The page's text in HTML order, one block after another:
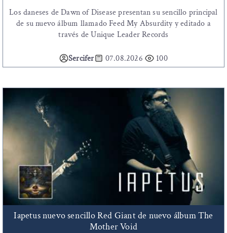
Los daneses de Dawn of Disease presentan su sencillo principal
de su nuevo álbum llamado Feed My Absurdity y editado a
través de Unique Leader Records
Sercifer 07.08.2026 100
Iapetus nuevo sencillo Red Giant de nuevo álbum The
Mother Void